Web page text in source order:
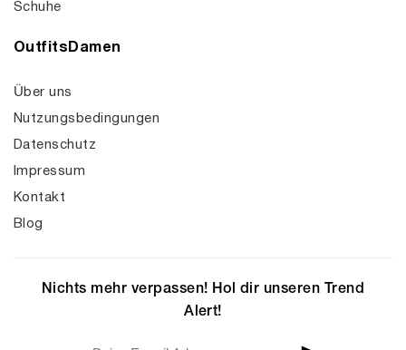
Schuhe
OutfitsDamen
Über uns
Nutzungsbedingungen
Datenschutz
Impressum
Kontakt
Blog
Nichts mehr verpassen! Hol dir unseren Trend
Alert!